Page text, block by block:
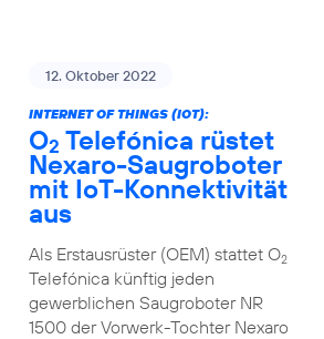
12. Oktober 2022
INTERNET OF THINGS (IOT):
O2 Telefónica rüstet
Nexaro-Saugroboter
mit IoT-Konnektivität
aus
Als Erstausrüster (OEM) stattet O2
Telefónica künftig jeden
gewerblichen Saugroboter NR
1500 der Vorwerk-Tochter Nexaro